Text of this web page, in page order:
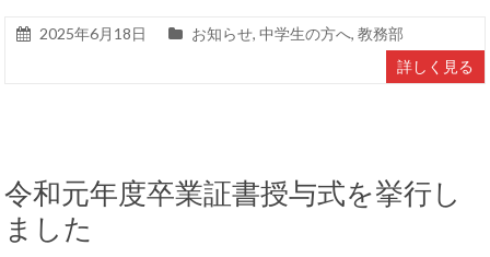
2025年6月18日 お知らせ,中学生の方へ,教務部
詳しく見る
令和元年度卒業証書授与式を挙行し
ました